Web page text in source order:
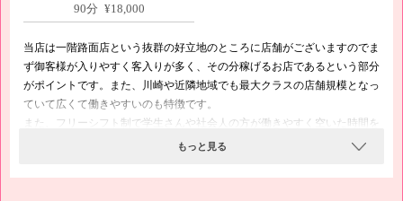
90分 ¥18,000
当店は一階路面店という抜群の好立地のところに店舗がございますのでま
ず御客様が入りやすく客入りが多く、その分稼げるお店であるという部分
がポイントです。また、川崎や近隣地域でも最大クラスの店舗規模となっ
ていて広くて働きやすいのも特徴です。
また、フリーシフト制で学生さんや社会人の方が働きやすく空いた時間を
もっと見る